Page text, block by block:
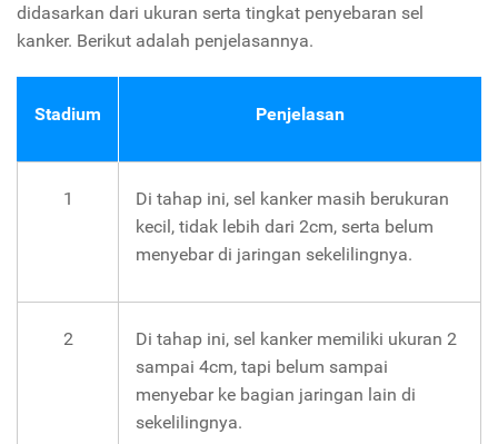
didasarkan dari ukuran serta tingkat penyebaran sel
kanker. Berikut adalah penjelasannya.
Stadium Penjelasan
1
Di tahap ini, sel kanker masih berukuran
kecil, tidak lebih dari 2cm, serta belum
menyebar di jaringan sekelilingnya.
2
Di tahap ini, sel kanker memiliki ukuran 2
sampai 4cm, tapi belum sampai
menyebar ke bagian jaringan lain di
sekelilingnya.